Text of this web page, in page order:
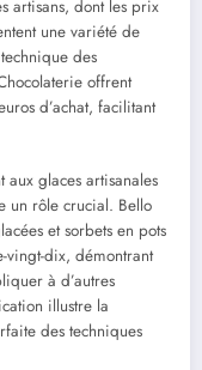
artisans, dont les prix
une variété de
des
offrent
d’achat, facilitant
aux glaces artisanales
un rôle crucial. Bello
et sorbets en pots
vingt-dix, démontrant
à d’autres
illustre la
des techniques